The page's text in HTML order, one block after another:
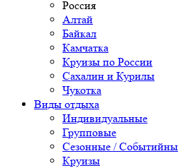
Россия
Алтай
Байкал
Камчатка
Круизы по России
Сахалин и Курилы
Чукотка
Виды отдыха
Индивидуальные
Групповые
Сезонные /
Круизы